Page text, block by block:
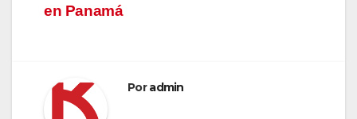
en Panamá
Poradmin